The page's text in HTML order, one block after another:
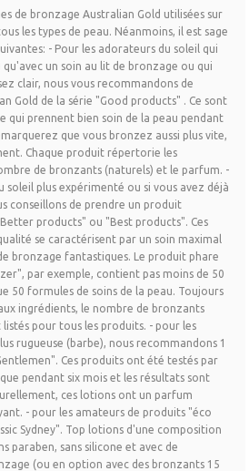
de bronzage Australian Gold utilisées sur
les types de peau. Néanmoins, il est sage
- Pour les adorateurs du soleil qui
un soin au lit de bronzage ou qui
clair, nous vous recommandons de
Gold de la série "Good products" . Ce sont
qui prennent bien soin de la peau pendant
que vous bronzez aussi plus vite,
Chaque produit répertorie les
de bronzants (naturels) et le parfum. -
soleil plus expérimenté ou si vous avez déjà
conseillons de prendre un produit
products" ou "Best products". Ces
se caractérisent par un soin maximal
bronzage fantastiques. Le produit phare
par exemple, contient pas moins de 50
50 formules de soins de la peau. Toujours
ingrédients, le nombre de bronzants
pour tous les produits. - pour les
rugueuse (barbe), nous recommandons 1
Ces produits ont été testés par
pendant six mois et les résultats sont
ces lotions ont un parfum
- pour les amateurs de produits "éco
Sydney". Top lotions d'une composition
paraben, sans silicone et avec de
(ou en option avec des bronzants 15